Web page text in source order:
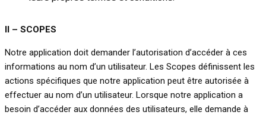
II – SCOPES
Notre application doit demander l’autorisation d’accéder à ces
informations au nom d’un utilisateur. Les Scopes définissent les
actions spécifiques que notre application peut être autorisée à
effectuer au nom d’un utilisateur. Lorsque notre application a
besoin d’accéder aux données des utilisateurs, elle demande à